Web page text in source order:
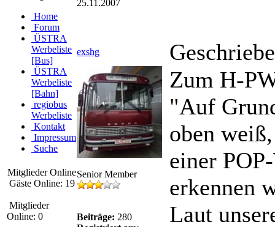
Home
Forum
ÜSTRA
Werbeliste
[Bus]
ÜSTRA
Werbeliste
[Bahn]
regiobus
Werbeliste
Kontakt
Impressum
Suche
Mitglieder Online
Gäste Online: 19
Mitglieder
Online: 0
25.11.2007
exshg
Senior Member
Beiträge: 280
Zum H-
"Auf
oben
einer
erkennen
Laut